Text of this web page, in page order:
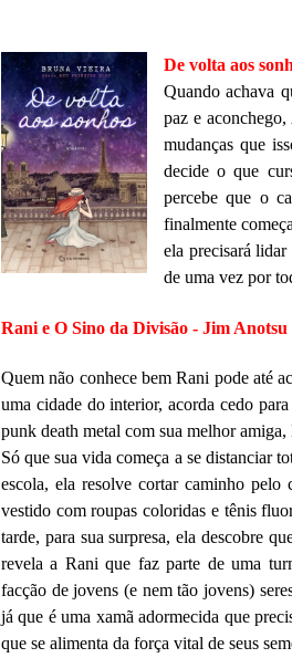
De volta aos
Quando achava
paz e
mudanças que
decide o que
percebe que o
finalmente
ela precisará lidar
de uma vez por
Rani e O Sino da Divisão - Jim
Quem não conhece bem Rani pode até
uma cidade do interior, acorda cedo
punk death metal com sua melhor amiga,
Só que sua vida começa a se distanciar
escola, ela resolve cortar caminho pelo
vestido com roupas coloridas e tênis
tarde, para sua surpresa, ela descobre
revela a Rani que faz parte de uma
facção de jovens (e nem tão jovens)
já que é uma xamã adormecida que
que se alimenta da força vital de seus